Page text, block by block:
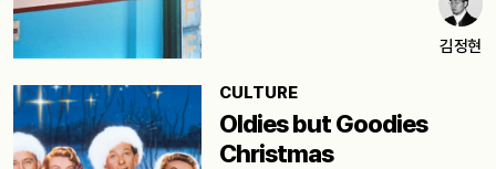
김정현
CULTURE
Oldies but Goodies
Christmas